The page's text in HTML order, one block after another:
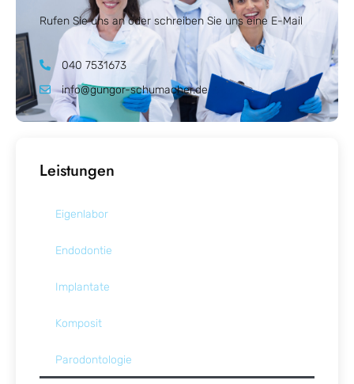
Rufen Sie uns an oder schreiben Sie uns eine E-Mail
040 7531673
info@gungor-schumacher.de
Leistungen
Eigenlabor
Endodontie
Implantate
Komposit
Parodontologie